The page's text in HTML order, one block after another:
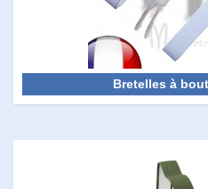
Bretelles à